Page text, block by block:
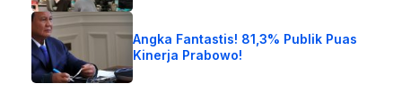
Angka Fantastis! 81,3% Publik Puas
Kinerja Prabowo!